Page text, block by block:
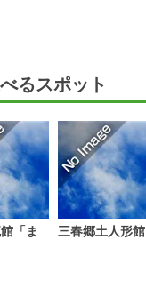
るスポット
「ま
三春郷土人形館